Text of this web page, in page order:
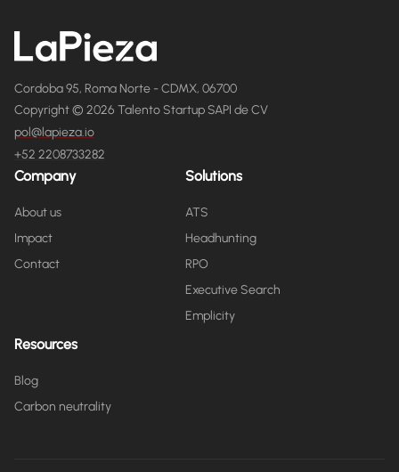
Cordoba 95, Roma Norte - CDMX, 06700
Copyright © 2026 Talento Startup SAPI de CV
pol@lapieza.io
+52 2208733282
Company
About us
Impact
Contact
Solutions
ATS
Headhunting
RPO
Executive Search
Emplicity
Resources
Blog
Carbon neutrality